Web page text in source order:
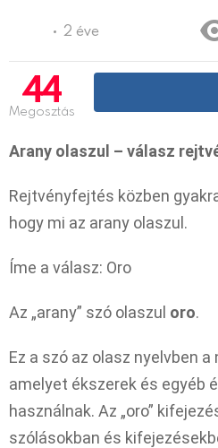
2 éve
44
Megosztás
Arany olaszul – válasz
Rejtvényfejtés közben
hogy mi az arany olaszul.
Íme a válasz: Oro
Az „arany” szó olaszul oro.
Ez a szó az olasz nyelvben
amelyet ékszerek és egyéb
használnak. Az „oro”
szólásokban és